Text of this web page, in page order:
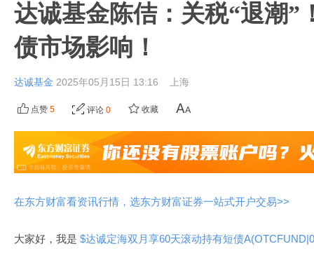
达诚基金陈佶：关税“退潮”
债市场影响！
达诚基金 2025年05月15日 13:16 上海
点赞 5 评论 0 收藏
在东方财富看资讯行情，选东方财富证券一站式开户交易>>
大家好，我是 $达诚定海双月享60天滚动持有短债